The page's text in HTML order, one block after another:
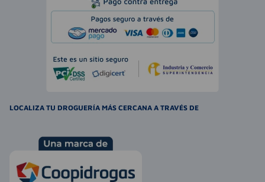
LOCALIZA TU DROGUERÍA MÁS CERCANA A TRAVÉS DE